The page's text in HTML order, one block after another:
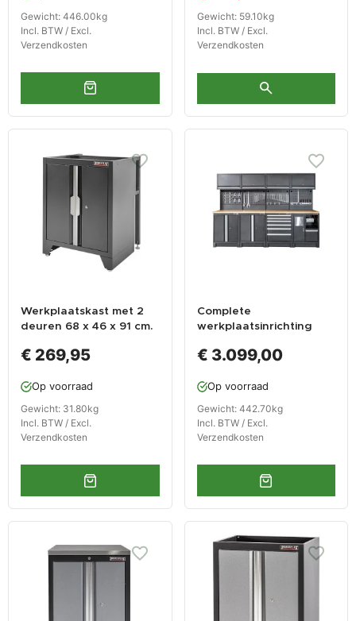
Gewicht: 446.00kg
Incl. BTW / Excl.
Verzendkosten
Gewicht: 59.10kg
Incl. BTW / Excl.
Verzendkosten
Werkplaatskast met 2
deuren 68 x 46 x 91 cm.
€ 269,95
Op voorraad
Gewicht: 31.80kg
Incl. BTW / Excl.
Verzendkosten
Complete
werkplaatsinrichting
hardhouten blad,
laden, 288 x 200 cm
€ 3.099,00
Op voorraad
Gewicht: 442.70kg
Incl. BTW / Excl.
Verzendkosten